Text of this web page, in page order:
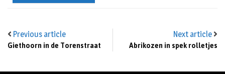
Previous article
Giethoorn in de Torenstraat
Next article
Abrikozen in spek rolletjes